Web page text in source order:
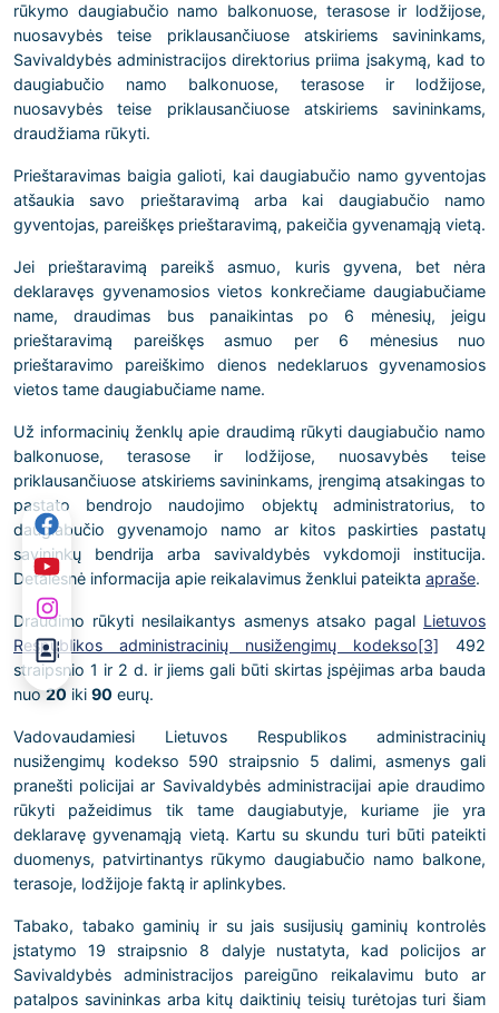
rūkymo daugiabučio namo balkonuose, terasose ir lodžijose,
nuosavybės teise priklausančiuose atskiriems savininkams,
Savivaldybės administracijos direktorius priima įsakymą, kad to
daugiabučio namo balkonuose, terasose ir lodžijose,
nuosavybės teise priklausančiuose atskiriems savininkams,
draudžiama rūkyti.
Prieštaravimas baigia galioti, kai daugiabučio namo gyventojas
atšaukia savo prieštaravimą arba kai daugiabučio namo
gyventojas, pareiškęs prieštaravimą, pakeičia gyvenamąją vietą.
Jei prieštaravimą pareikš asmuo, kuris gyvena, bet nėra
deklaravęs gyvenamosios vietos konkrečiame daugiabučiame
name, draudimas bus panaikintas po 6 mėnesių, jeigu
prieštaravimą pareiškęs asmuo per 6 mėnesius nuo
prieštaravimo pareiškimo dienos nedeklaruos gyvenamosios
vietos tame daugiabučiame name.
Už informacinių ženklų apie draudimą rūkyti daugiabučio namo
balkonuose, terasose ir lodžijose, nuosavybės teise
priklausančiuose atskiriems savininkams, įrengimą atsakingas to
pastato bendrojo naudojimo objektų administratorius, to
daugiabučio gyvenamojo namo ar kitos paskirties pastatų
savininkų bendrija arba savivaldybės vykdomoji institucija.
Detalesnė informacija apie reikalavimus ženklui pateikta apraše.
Draudimo rūkyti nesilaikantys asmenys atsako pagal Lietuvos
Respublikos administracinių nusižengimų kodekso[3] 492
straipsnio 1 ir 2 d. ir jiems gali būti skirtas įspėjimas arba bauda
nuo20 iki 90 eurų.
Vadovaudamiesi Lietuvos Respublikos administracinių
nusižengimų kodekso 590 straipsnio 5 dalimi, asmenys gali
pranešti policijai ar Savivaldybės administracijai apie draudimo
rūkyti pažeidimus tik tame daugiabutyje, kuriame jie yra
deklaravę gyvenamąją vietą. Kartu su skundu turi būti pateikti
duomenys, patvirtinantys rūkymo daugiabučio namo balkone,
terasoje, lodžijoje faktą ir aplinkybes.
Tabako, tabako gaminių ir su jais susijusių gaminių kontrolės
įstatymo 19 straipsnio 8 dalyje nustatyta, kad policijos ar
Savivaldybės administracijos pareigūno reikalavimu buto ar
patalpos savininkas arba kitų daiktinių teisių turėtojas turi šiam